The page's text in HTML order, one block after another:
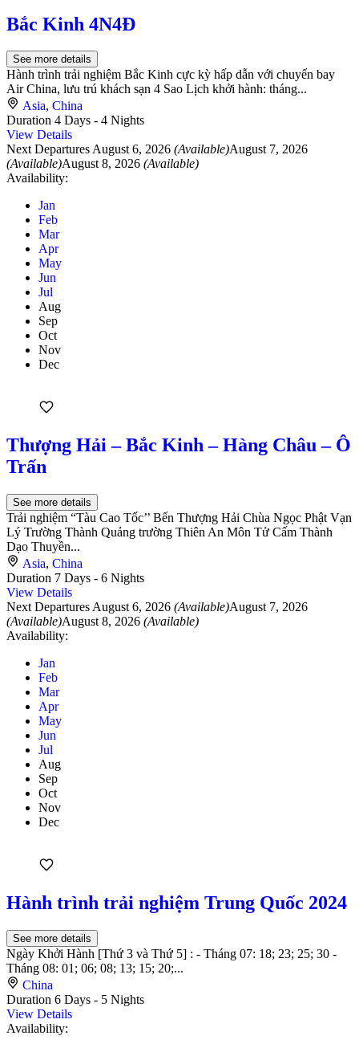
Bắc Kinh 4N4Đ
See more details
Hành trình trải nghiệm Bắc Kinh cực kỳ hấp dẫn với chuyến bay
Air China, lưu trú khách sạn 4 Sao Lịch khởi hành: tháng...
Asia, China
Duration 4 Days - 4 Nights
View Details
Next DeparturesAugust 6, 2026 (Available)August 7, 2026
(Available)August 8, 2026 (Available)
Availability:
Jan
Feb
Mar
Apr
May
Jun
Jul
Aug
Sep
Oct
Nov
Dec
Thượng Hải – Bắc Kinh – Hàng Châu – Ô
Trấn
See more details
Trải nghiệm “Tàu Cao Tốc’’ Bến Thượng Hải Chùa Ngọc Phật Vạn
Lý Trường Thành Quảng trường Thiên An Môn Tử Cấm Thành
Dạo Thuyền...
Asia, China
Duration 7 Days - 6 Nights
View Details
Next Departures August 6, 2026 (Available)August 7, 2026
(Available)August 8, 2026 (Available)
Availability:
Jan
Feb
Mar
Apr
May
Jun
Jul
Aug
Sep
Oct
Nov
Dec
Hành trình trải nghiệm Trung Quốc 2024
See more details
Ngày Khởi Hành [Thứ 3 và Thứ 5] : - Tháng 07: 18; 23; 25; 30 -
Tháng 08: 01; 06; 08; 13; 15; 20;...
China
Duration 6 Days - 5 Nights
View Details
Availability: